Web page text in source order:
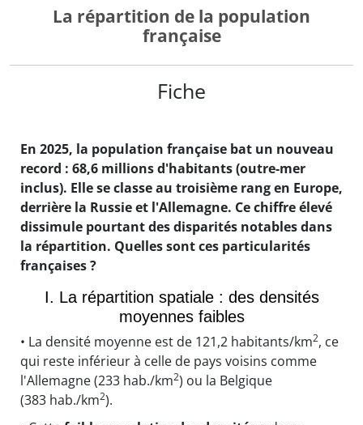
La répartition de la population
française
Fiche
En 2025, la population française bat un nouveau
record : 68,6 millions d'habitants(outre-mer
inclus). Elle se classe au troisième rang en Europe,
derrière la Russie et l'Allemagne. Ce chiffre élevé
dissimule pourtant des disparités notables dans
la répartition. Quelles sont ces particularités
françaises ?
I. La répartition spatiale : des densités
moyennes faibles
• La densité moyenne est de 121,2 habitants/km2, ce
qui reste inférieur à celle de pays voisins comme
l'Allemagne (233 hab./km2) ou la Belgique
(383 hab./km2).